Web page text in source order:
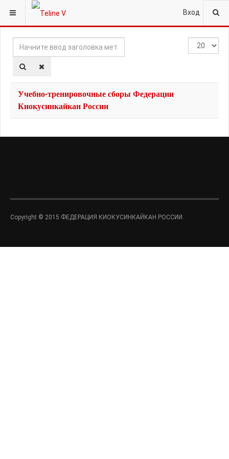
Вход
ВЫ ЗДЕСЬ: ГЛАВНАЯ
Начните
ввод
заголовка
Кол-
во
Учебно-тренировочные сборы Федерации
Киокусинкайкан России
Copyright © 2015 ФЕДЕРАЦИЯ КИОКУСИНКАЙКАН РОССИИ.